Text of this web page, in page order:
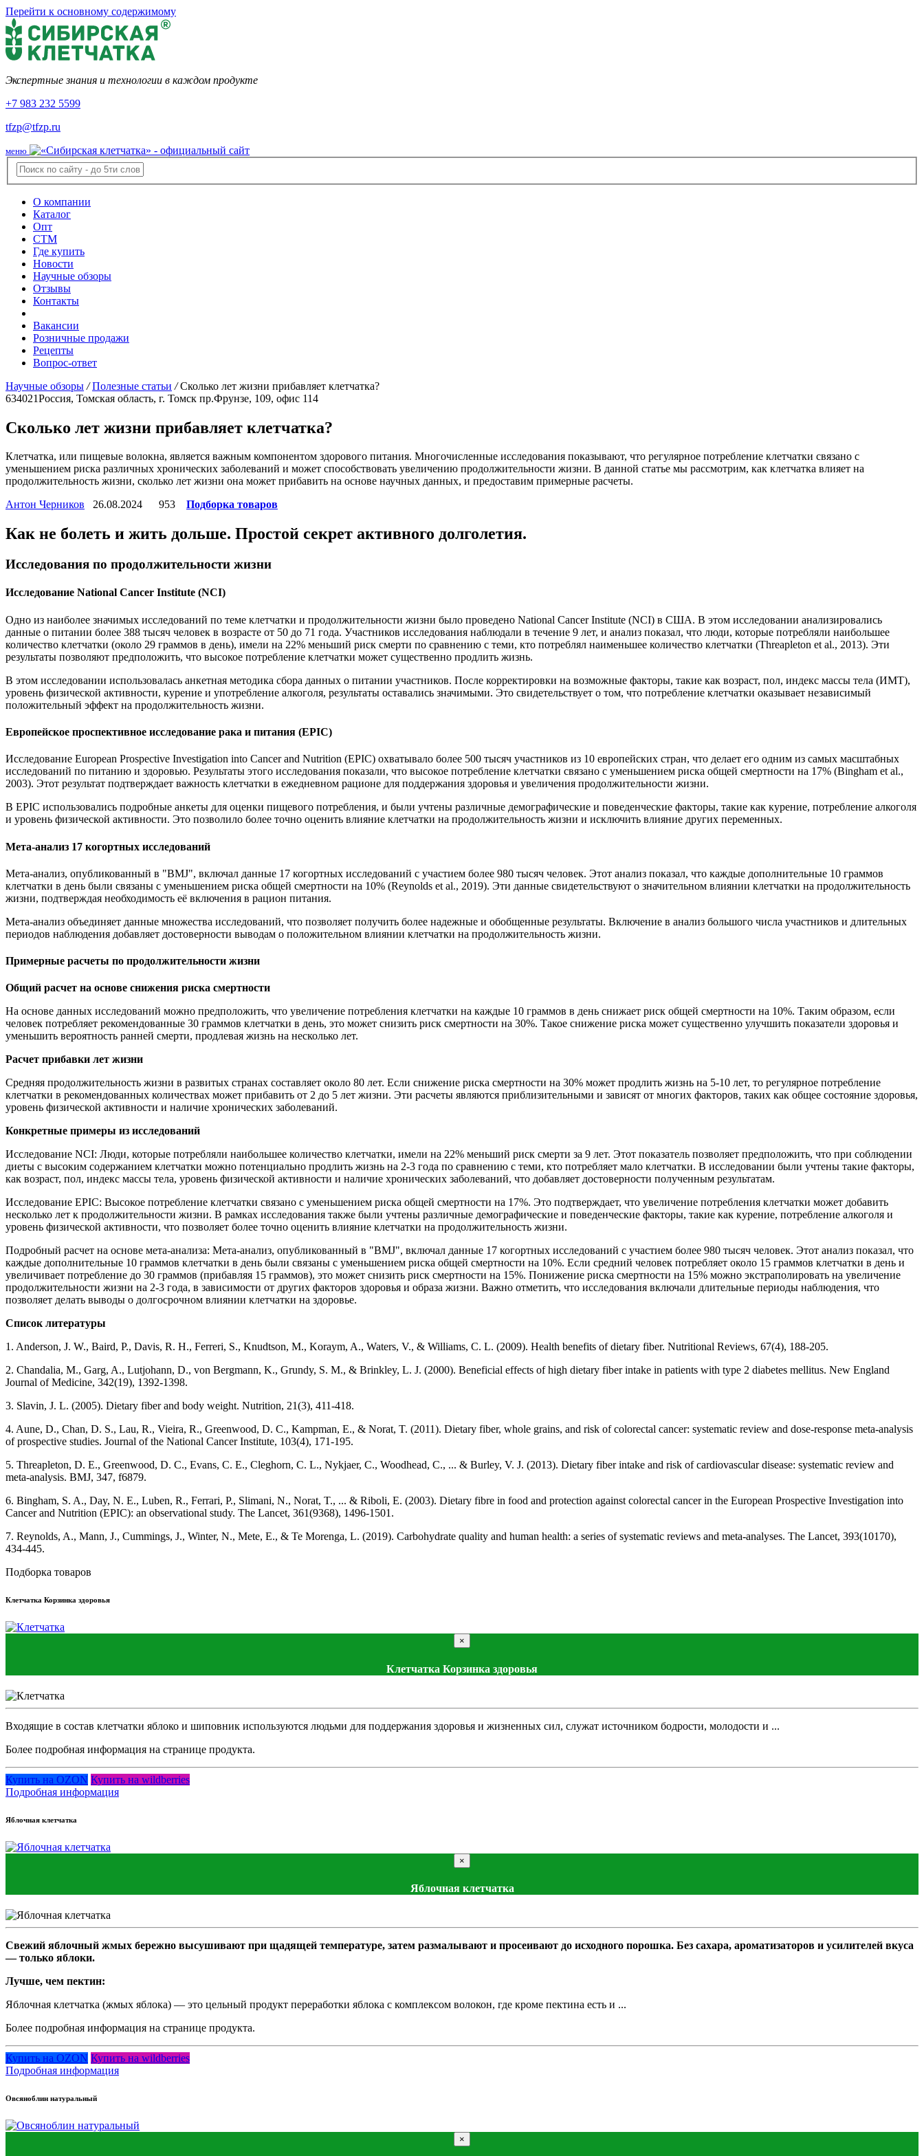
Перейти к основному содержимому
Экспертные знания и технологии в каждом продукте
+7 983 232 5599
tfzp@tfzp.ru
меню
О компании
Каталог
Опт
СТМ
Где купить
Новости
Научные обзоры
Отзывы
Контакты
Вакансии
Розничные продажи
Рецепты
Вопрос-ответ
Научные обзоры / Полезные статьи / Сколько лет жизни прибавляет клетчатка?
634021Россия, Томская область, г. Томск пр.Фрунзе, 109, офис 114
Сколько лет жизни прибавляет клетчатка?
Клетчатка, или пищевые волокна, является важным компонентом здорового питания. Многочисленные исследования показывают, что регулярное потребление клетчатки связано с
уменьшением риска различных хронических заболеваний и может способствовать увеличению продолжительности жизни. В данной статье мы рассмотрим, как клетчатка влияет на
продолжительность жизни, сколько лет жизни она может прибавить на основе научных данных, и предоставим примерные расчеты.
Антон Черников
26.08.2024 953 Подборка товаров
Как не болеть и жить дольше. Простой секрет активного долголетия.
Исследования по продолжительности жизни
Исследование National Cancer Institute (NCI)
Одно из наиболее значимых исследований по теме клетчатки и продолжительности жизни было проведено National Cancer Institute (NCI) в США. В этом исследовании анализировались
данные о питании более 388 тысяч человек в возрасте от 50 до 71 года. Участников исследования наблюдали в течение 9 лет, и анализ показал, что люди, которые потребляли наибольшее
количество клетчатки (около 29 граммов в день), имели на 22% меньший риск смерти по сравнению с теми, кто потреблял наименьшее количество клетчатки (Threapleton et al., 2013). Эти
результаты позволяют предположить, что высокое потребление клетчатки может существенно продлить жизнь.
В этом исследовании использовалась анкетная методика сбора данных о питании участников. После корректировки на возможные факторы, такие как возраст, пол, индекс массы тела (ИМТ),
уровень физической активности, курение и употребление алкоголя, результаты оставались значимыми. Это свидетельствует о том, что потребление клетчатки оказывает независимый
положительный эффект на продолжительность жизни.
Европейское проспективное исследование рака и питания (EPIC)
Исследование European Prospective Investigation into Cancer and Nutrition (EPIC) охватывало более 500 тысяч участников из 10 европейских стран, что делает его одним из самых масштабных
исследований по питанию и здоровью. Результаты этого исследования показали, что высокое потребление клетчатки связано с уменьшением риска общей смертности на 17% (Bingham et al.,
2003). Этот результат подтверждает важность клетчатки в ежедневном рационе для поддержания здоровья и увеличения продолжительности жизни.
В EPIC использовались подробные анкеты для оценки пищевого потребления, и были учтены различные демографические и поведенческие факторы, такие как курение, потребление алкоголя
и уровень физической активности. Это позволило более точно оценить влияние клетчатки на продолжительность жизни и исключить влияние других переменных.
Мета-анализ 17 когортных исследований
Мета-анализ, опубликованный в "BMJ", включал данные 17 когортных исследований с участием более 980 тысяч человек. Этот анализ показал, что каждые дополнительные 10 граммов
клетчатки в день были связаны с уменьшением риска общей смертности на 10% (Reynolds et al., 2019). Эти данные свидетельствуют о значительном влиянии клетчатки на продолжительность
жизни, подтверждая необходимость её включения в рацион питания.
Мета-анализ объединяет данные множества исследований, что позволяет получить более надежные и обобщенные результаты. Включение в анализ большого числа участников и длительных
периодов наблюдения добавляет достоверности выводам о положительном влиянии клетчатки на продолжительность жизни.
Примерные расчеты по продолжительности жизни
Общий расчет на основе снижения риска смертности
На основе данных исследований можно предположить, что увеличение потребления клетчатки на каждые 10 граммов в день снижает риск общей смертности на 10%. Таким образом, если
человек потребляет рекомендованные 30 граммов клетчатки в день, это может снизить риск смертности на 30%. Такое снижение риска может существенно улучшить показатели здоровья и
уменьшить вероятность ранней смерти, продлевая жизнь на несколько лет.
Расчет прибавки лет жизни
Средняя продолжительность жизни в развитых странах составляет около 80 лет. Если снижение риска смертности на 30% может продлить жизнь на 5-10 лет, то регулярное потребление
клетчатки в рекомендованных количествах может прибавить от 2 до 5 лет жизни. Эти расчеты являются приблизительными и зависят от многих факторов, таких как общее состояние здоровья,
уровень физической активности и наличие хронических заболеваний.
Конкретные примеры из исследований
Исследование NCI: Люди, которые потребляли наибольшее количество клетчатки, имели на 22% меньший риск смерти за 9 лет. Этот показатель позволяет предположить, что при соблюдении
диеты с высоким содержанием клетчатки можно потенциально продлить жизнь на 2-3 года по сравнению с теми, кто потребляет мало клетчатки. В исследовании были учтены такие факторы,
как возраст, пол, индекс массы тела, уровень физической активности и наличие хронических заболеваний, что добавляет достоверности полученным результатам.
Исследование EPIC: Высокое потребление клетчатки связано с уменьшением риска общей смертности на 17%. Это подтверждает, что увеличение потребления клетчатки может добавить
несколько лет к продолжительности жизни. В рамках исследования также были учтены различные демографические и поведенческие факторы, такие как курение, потребление алкоголя и
уровень физической активности, что позволяет более точно оценить влияние клетчатки на продолжительность жизни.
Подробный расчет на основе мета-анализа: Мета-анализ, опубликованный в "BMJ", включал данные 17 когортных исследований с участием более 980 тысяч человек. Этот анализ показал, что
каждые дополнительные 10 граммов клетчатки в день были связаны с уменьшением риска общей смертности на 10%. Если средний человек потребляет около 15 граммов клетчатки в день и
увеличивает потребление до 30 граммов (прибавляя 15 граммов), это может снизить риск смертности на 15%. Понижение риска смертности на 15% можно экстраполировать на увеличение
продолжительности жизни на 2-3 года, в зависимости от других факторов здоровья и образа жизни. Важно отметить, что исследования включали длительные периоды наблюдения, что
позволяет делать выводы о долгосрочном влиянии клетчатки на здоровье.
Список литературы
1. Anderson, J. W., Baird, P., Davis, R. H., Ferreri, S., Knudtson, M., Koraym, A., Waters, V., & Williams, C. L. (2009). Health benefits of dietary fiber. Nutritional Reviews, 67(4), 188-205.
2. Chandalia, M., Garg, A., Lutjohann, D., von Bergmann, K., Grundy, S. M., & Brinkley, L. J. (2000). Beneficial effects of high dietary fiber intake in patients with type 2 diabetes mellitus. New England
Journal of Medicine, 342(19), 1392-1398.
3. Slavin, J. L. (2005). Dietary fiber and body weight. Nutrition, 21(3), 411-418.
4. Aune, D., Chan, D. S., Lau, R., Vieira, R., Greenwood, D. C., Kampman, E., & Norat, T. (2011). Dietary fiber, whole grains, and risk of colorectal cancer: systematic review and dose-response meta-analysis
of prospective studies. Journal of the National Cancer Institute, 103(4), 171-195.
5. Threapleton, D. E., Greenwood, D. C., Evans, C. E., Cleghorn, C. L., Nykjaer, C., Woodhead, C., ... & Burley, V. J. (2013). Dietary fiber intake and risk of cardiovascular disease: systematic review and
meta-analysis. BMJ, 347, f6879.
6. Bingham, S. A., Day, N. E., Luben, R., Ferrari, P., Slimani, N., Norat, T., ... & Riboli, E. (2003). Dietary fibre in food and protection against colorectal cancer in the European Prospective Investigation into
Cancer and Nutrition (EPIC): an observational study. The Lancet, 361(9368), 1496-1501.
7. Reynolds, A., Mann, J., Cummings, J., Winter, N., Mete, E., & Te Morenga, L. (2019). Carbohydrate quality and human health: a series of systematic reviews and meta-analyses. The Lancet, 393(10170),
434-445.
Подборка товаров
Клетчатка Корзинка здоровья
×
Клетчатка Корзинка здоровья
Входящие в состав клетчатки яблоко и шиповник используются людьми для поддержания здоровья и жизненных сил, служат источником бодрости, молодости и ...
Более подробная информация на странице продукта.
Купить на OZON Купить на wildberries
Подробная информация
Яблочная клетчатка
×
Яблочная клетчатка
Свежий яблочный жмых бережно высушивают при щадящей температуре, затем размалывают и просеивают до исходного порошка. Без сахара, ароматизаторов и усилителей вкуса
— только яблоки.
Лучше, чем пектин:
Яблочная клетчатка (жмых яблока) — это цельный продукт переработки яблока с комплексом волокон, где кроме пектина есть и ...
Более подробная информация на странице продукта.
Купить на OZON Купить на wildberries
Подробная информация
Овсяноблин натуральный
×